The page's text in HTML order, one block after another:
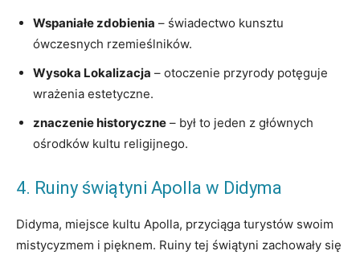
Wspaniałe zdobienia – świadectwo kunsztu
ówczesnych rzemieślników.
Wysoka Lokalizacja – otoczenie przyrody potęguje
wrażenia estetyczne.
znaczenie historyczne – był to jeden z głównych
ośrodków kultu religijnego.
4. Ruiny świątyni Apolla w Didyma
Didyma, miejsce kultu Apolla, przyciąga turystów swoim
mistycyzmem i pięknem. Ruiny tej świątyni zachowały się